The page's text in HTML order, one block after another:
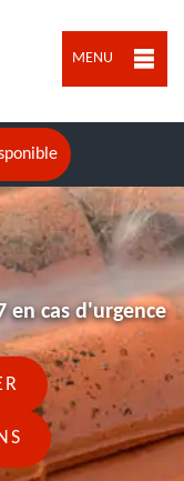
MENU
cas d'urgence